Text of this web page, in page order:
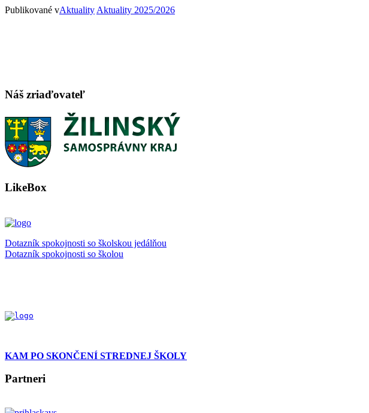
Publikované vAktuality Aktuality 2025/2026
Náš zriaďovateľ
LikeBox
Dotazník spokojnosti so školskou jedálňou
Dotazník spokojnosti so školou
KAM PO SKONČENÍ STREDNEJ ŠKOLY
Partneri